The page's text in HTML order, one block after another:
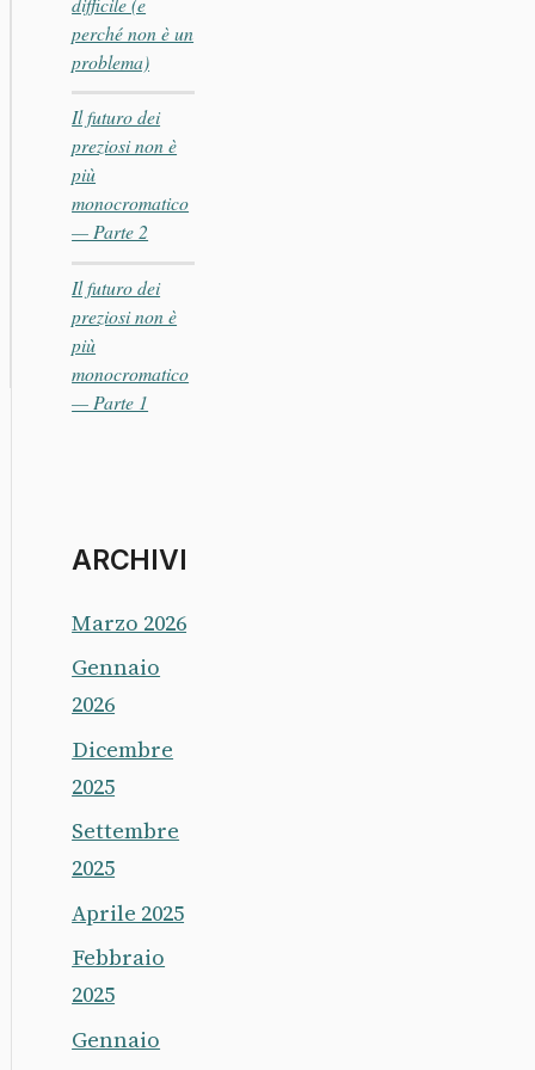
perché non è un
problema)
Il futuro dei
preziosi non è
più
monocromatico
— Parte 2
Il futuro dei
preziosi non è
più
monocromatico
— Parte 1
ARCHIVI
Marzo 2026
Gennaio
2026
Dicembre
2025
Settembre
2025
Aprile 2025
Febbraio
2025
Gennaio